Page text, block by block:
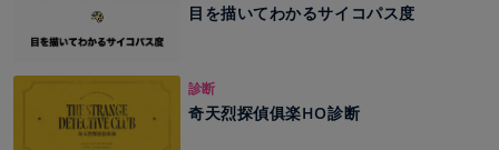
目を描いてわかるサイコパス度
診断
奇天烈探偵俱楽HO診断